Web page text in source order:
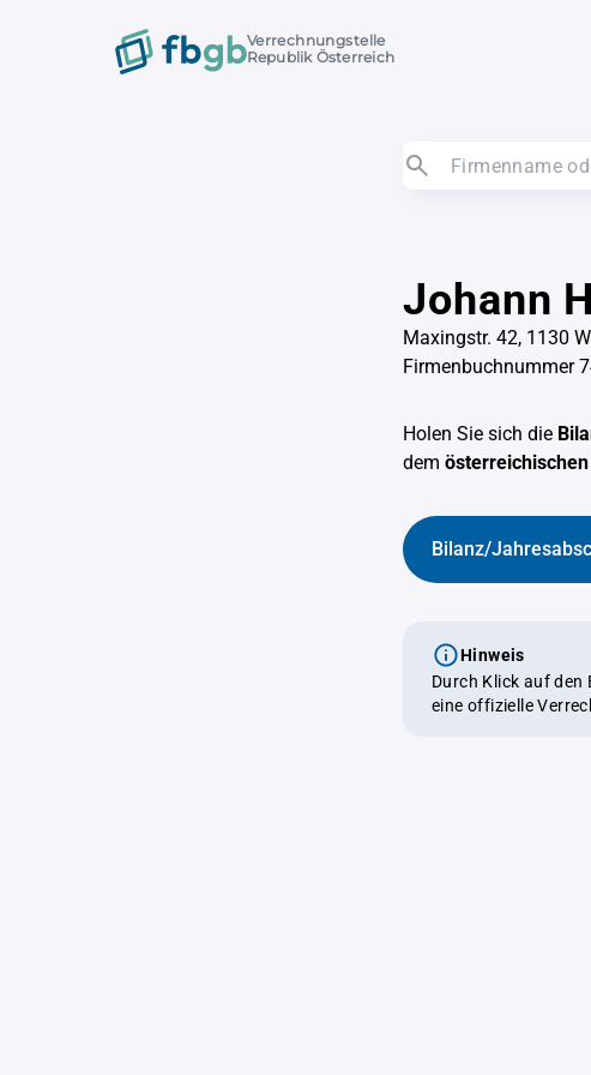
Verrechnungstelle
Republik Österreich
Johann
Maxingstr. 42, 1130
Firmenbuchnummer
Holen Sie sich die
dem
Bilanz/
Hinweis
Durch Klick auf den
eine offizielle